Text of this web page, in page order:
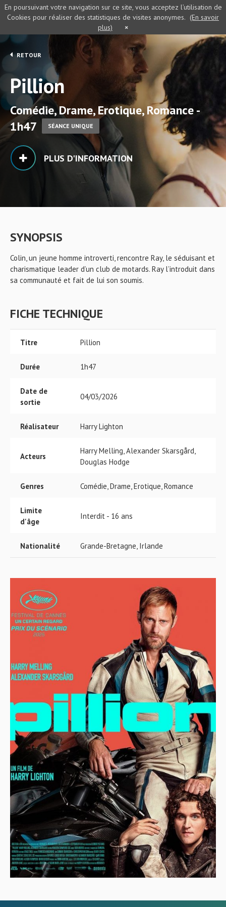
RETOUR
Pillion
Comédie, Drame, Erotique, Romance -
1h47
SÉANCE UNIQUE
PLUS D'INFORMATION
SYNOPSIS
Colin, un jeune homme introverti, rencontre Ray, le séduisant et
charismatique leader d’un club de motards. Ray l’introduit dans
sa communauté et fait de lui son soumis.
FICHE TECHNIQUE
Titre Pillion
Durée 1h47
Date de
sortie
04/03/2026
Réalisateur Harry Lighton
Acteurs
Harry Melling, Alexander Skarsgård,
Douglas Hodge
Genres Comédie, Drame, Erotique, Romance
Limite
d'âge
Interdit - 16 ans
Nationalité Grande-Bretagne, Irlande
En poursuivant votre navigation sur ce site, vous acceptez l’utilisation de
Cookies pour réaliser des statistiques de visites anonymes. (En savoir
plus)
×